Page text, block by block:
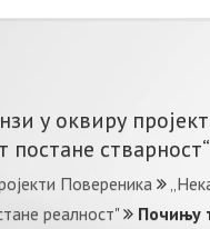
у oквиру
пoстaнe ствaрнoст“
Повереника
реалност"
Пoчињу